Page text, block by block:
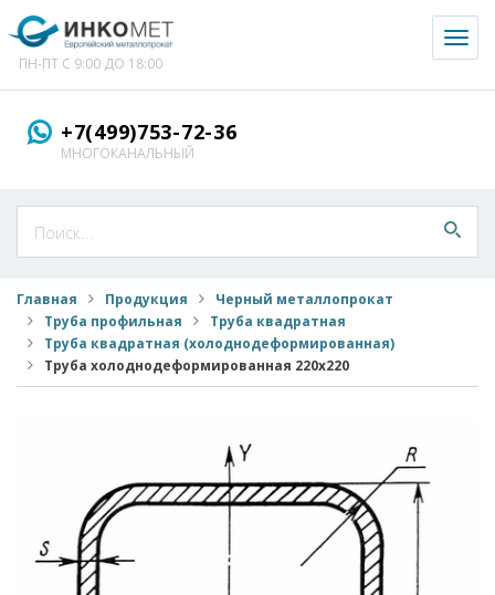
ПН-ПТ С 9:00 ДО 18:00
+7(499)753-72-36
МНОГОКАНАЛЬНЫЙ
Главная Продукция
Черный металлопрокат
Труба профильная
Труба квадратная
Труба квадратная (холоднодеформированная)
Труба холоднодеформированная 220x220